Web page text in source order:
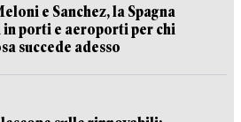
e Sanchez, la Spagna
porti e aeroporti per chi
succede adesso